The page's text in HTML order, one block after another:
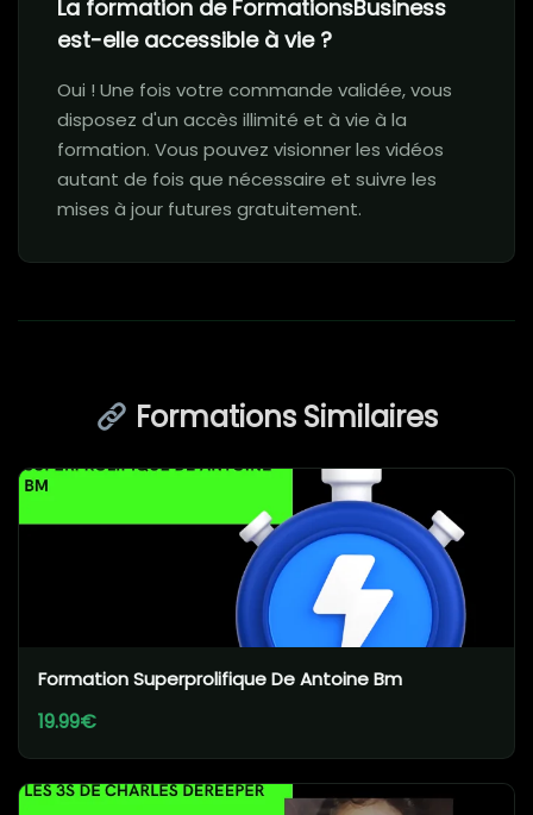
La formation de FormationsBusiness
est-elle accessible à vie ?
Oui ! Une fois votre commande validée, vous
disposez d'un accès illimité et à vie à la
formation. Vous pouvez visionner les vidéos
autant de fois que nécessaire et suivre les
mises à jour futures gratuitement.
Formations Similaires
Formation Superprolifique De Antoine Bm
19.99€